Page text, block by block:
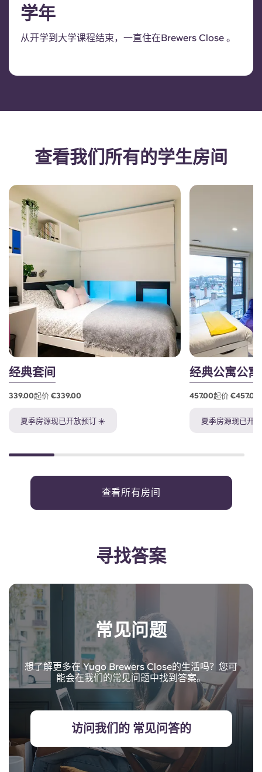
学年
从开学到大学课程结束，一直住在Brewers Close 。
查看我们所有的学生房间
经典套间
339.00起价 €339.00
夏季房源现已开放预订 ☀️
经典公寓公
457.00起价 €457.00
夏季房源现已开
查看所有房间
寻找答案
常见问题
想了解更多在 Yugo Brewers Close的生活吗？您可
能会在我们的常见问题中找到答案。
访问我们的 常见问答的